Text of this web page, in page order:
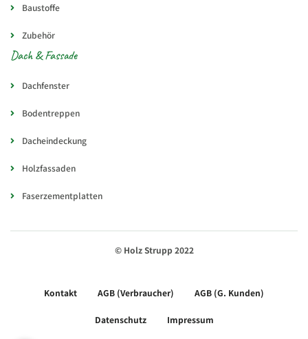
Baustoffe
Zubehör
Dach & Fassade
Dachfenster
Bodentreppen
Dacheindeckung
Holzfassaden
Faserzementplatten
© Holz Strupp 2022
Kontakt AGB (Verbraucher) AGB (G. Kunden)
Datenschutz Impressum